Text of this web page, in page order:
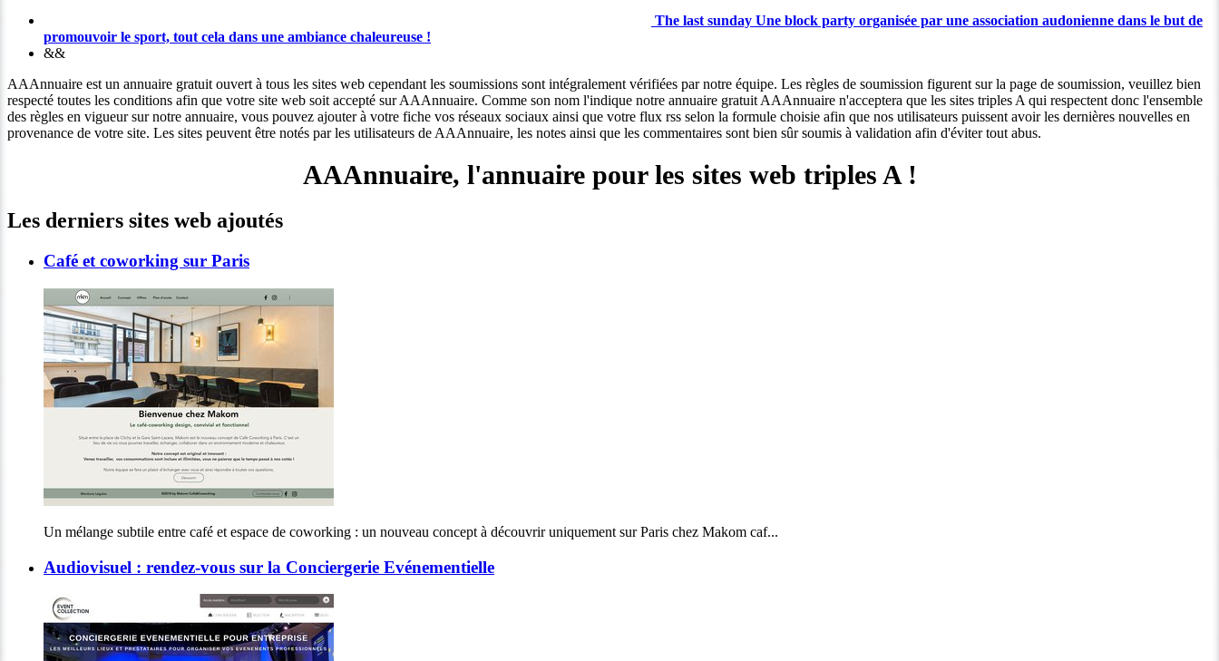
The last sunday Une block party organisée par une association audonienne dans le but de
promouvoir le sport, tout cela dans une ambiance chaleureuse !
&&
AAAnnuaire est un annuaire gratuit ouvert à tous les sites web cependant les soumissions sont intégralement vérifiées par notre équipe. Les règles de soumission figurent sur la page de soumission, veuillez bien
respecté toutes les conditions afin que votre site web soit accepté sur AAAnnuaire. Comme son nom l'indique notre annuaire gratuit AAAnnuaire n'acceptera que les sites triples A qui respectent donc l'ensemble
des règles en vigueur sur notre annuaire, vous pouvez ajouter à votre fiche vos réseaux sociaux ainsi que votre flux rss selon la formule choisie afin que nos utilisateurs puissent avoir les dernières nouvelles en
provenance de votre site. Les sites peuvent être notés par les utilisateurs de AAAnnuaire, les notes ainsi que les commentaires sont bien sûr soumis à validation afin d'éviter tout abus.
AAAnnuaire, l'annuaire pour les sites web triples A !
Les derniers sites web ajoutés
Café et coworking sur Paris
Un mélange subtile entre café et espace de coworking : un nouveau concept à découvrir uniquement sur Paris chez Makom caf...
Audiovisuel : rendez-vous sur la Conciergerie Evénementielle